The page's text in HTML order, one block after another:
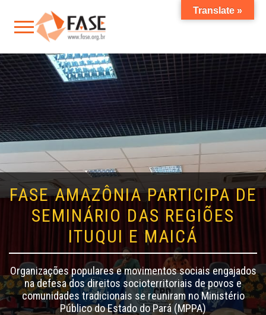
FASE AMAZÔNIA PARTICIPA DE
SEMINÁRIO DAS REGIÕES
ITUQUI E MAICÁ
Organizações populares e movimentos sociais engajados
na defesa dos direitos socioterritoriais de povos e
comunidades tradicionais se reuniram no Ministério
Público do Estado do Pará (MPPA)
Translate »